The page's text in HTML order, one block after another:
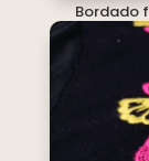
Bordado